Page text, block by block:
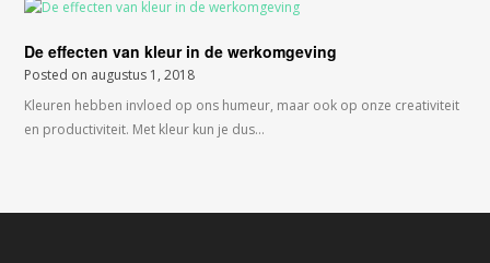
De effecten van kleur in de werkomgeving
Posted on augustus 1, 2018
Kleuren hebben invloed op ons humeur, maar ook op onze creativiteit
en productiviteit. Met kleur kun je dus…